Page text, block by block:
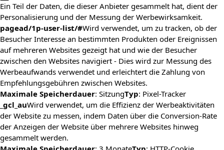
Ein Teil der Daten, die dieser Anbieter gesammelt hat, dient der
Personalisierung und der Messung der Werbewirksamkeit.
pagead/1p-user-list/#Wird verwendet, um zu tracken, ob der
Besucher Interesse an bestimmten Produkten oder Ereignissen
auf mehreren Websites gezeigt hat und wie der Besucher
zwischen den Websites navigiert - Dies wird zur Messung des
Werbeaufwands verwendet und erleichtert die Zahlung von
Empfehlungsgebühren zwischen Websites.
Maximale Speicherdauer: SitzungTyp: Pixel-Tracker
_gcl_auWird verwendet, um die Effizienz der Werbeaktivitäten
der Website zu messen, indem Daten über die Conversion-Rate
der Anzeigen der Website über mehrere Websites hinweg
gesammelt werden.